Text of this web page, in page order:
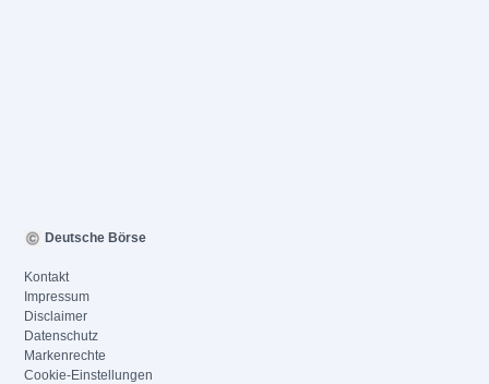
Deutsche Börse
Kontakt
Impressum
Disclaimer
Datenschutz
Markenrechte
Cookie-Einstellungen